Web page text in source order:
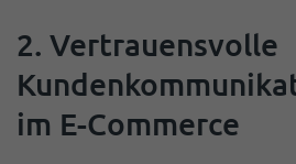
2. Vertrauensvolle
im E-Commerce